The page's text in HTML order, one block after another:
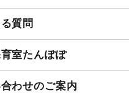
質問
室たんぽぽ
わせのご案内